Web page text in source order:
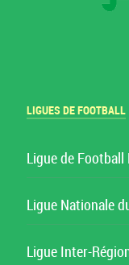
LIGUES DE FOOTBALL
Ligue de
Ligue Nationale
Ligue Inter-